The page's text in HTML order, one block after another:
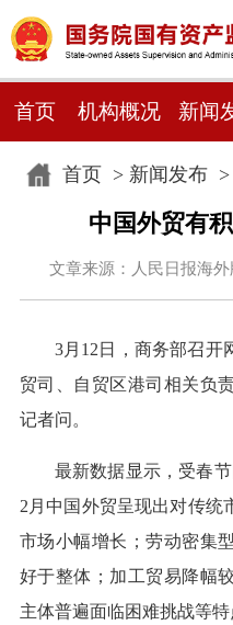
首页 机构概况 新闻
首页> 新闻发布>
中国外贸有
文章来源：人民日报海
3月12日，商务部召开
贸司、自贸区港司相关负
记者问。
最新数据显示，受春
2月中国外贸呈现出对传统
市场小幅增长；劳动密集
好于整体；加工贸易降幅
主体普遍面临困难挑战等特